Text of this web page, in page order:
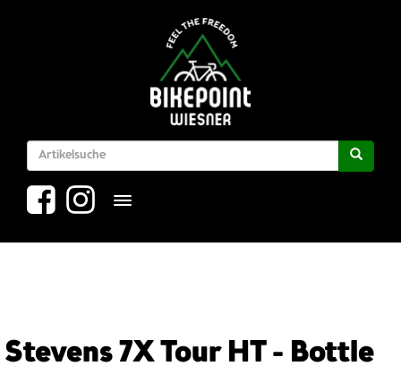
Toggle navigation
Stevens 7X Tour HT - Bottle